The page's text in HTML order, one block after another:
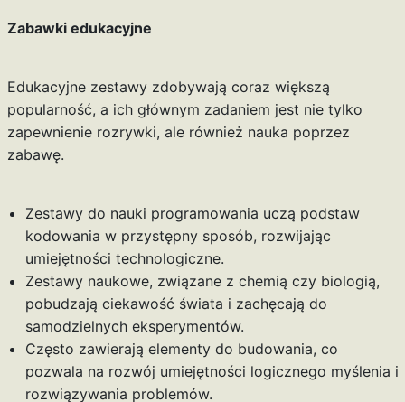
Zabawki edukacyjne
Edukacyjne zestawy zdobywają coraz większą
popularność, a ich głównym zadaniem jest nie tylko
zapewnienie rozrywki, ale również nauka poprzez
zabawę.
Zestawy do nauki programowania uczą podstaw
kodowania w przystępny sposób, rozwijając
umiejętności technologiczne.
Zestawy naukowe, związane z chemią czy biologią,
pobudzają ciekawość świata i zachęcają do
samodzielnych eksperymentów.
Często zawierają elementy do budowania, co
pozwala na rozwój umiejętności logicznego myślenia i
rozwiązywania problemów.